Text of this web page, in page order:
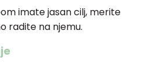
imate jasan cilj, merite
radite na njemu.